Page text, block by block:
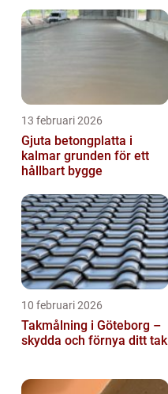
13 februari 2026
Gjuta betongplatta i
kalmar grunden för ett
hållbart bygge
10 februari 2026
Takmålning i Göteborg –
skydda och förnya ditt tak